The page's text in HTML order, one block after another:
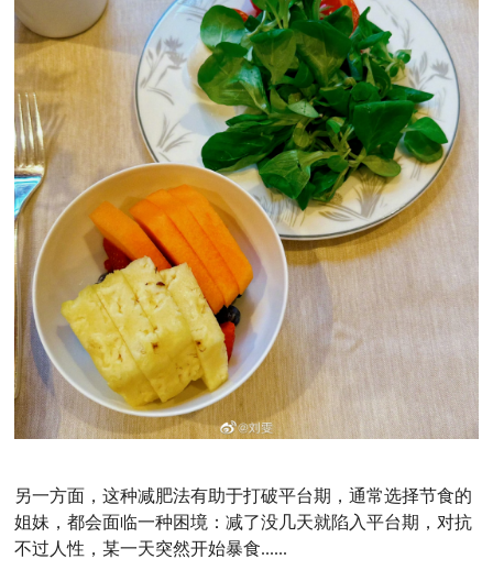
另一方面，这种减肥法有助于打破平台期，通常选择节食的
姐妹，都会面临一种困境：减了没几天就陷入平台期，对抗
不过人性，某一天突然开始暴食......